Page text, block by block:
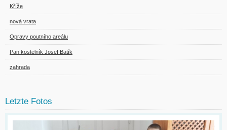
Kříže
nová vrata
Opravy poutního areálu
Pan kostelník Josef Batík
zahrada
Letzte Fotos